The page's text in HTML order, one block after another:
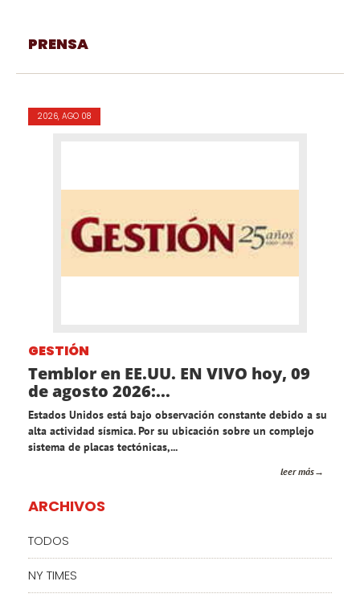
PRENSA
2026, AGO 08
GESTIÓN
Temblor en EE.UU. EN VIVO hoy, 09
de agosto 2026:...
Estados Unidos está bajo observación constante debido a su
alta actividad sísmica. Por su ubicación sobre un complejo
sistema de placas tectónicas,...
leer más
ARCHIVOS
TODOS
NY TIMES